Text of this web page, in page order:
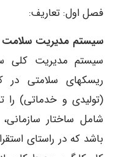
فصل اول: تعاریف:
سیستم مدیریت سلامت
سیستم مدیریت کلی
ریسکهای سلامتی در
(تولیدی و خدماتی)
شامل ساختار
باشد که در راستای